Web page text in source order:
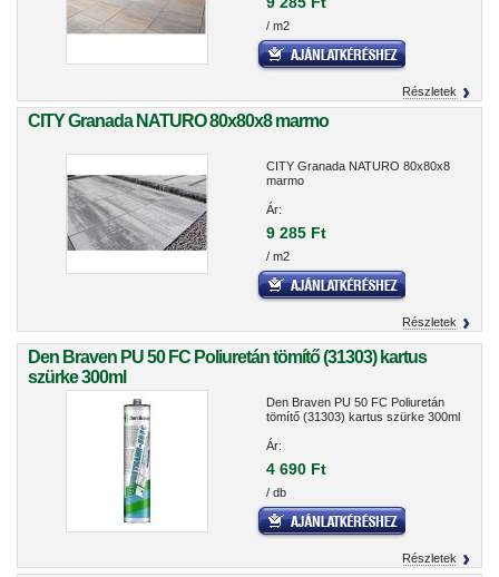
/ m2
Részletek
CITY Granada NATURO 80x80x8 marmo
CITY Granada NATURO 80x80x8
marmo
Ár:
9 285 Ft
/ m2
Részletek
Den Braven PU 50 FC Poliuretán tömítő (31303) kartus
szürke 300ml
Den Braven PU 50 FC Poliuretán
tömítő (31303) kartus szürke 300ml
Ár:
4 690 Ft
/ db
Részletek